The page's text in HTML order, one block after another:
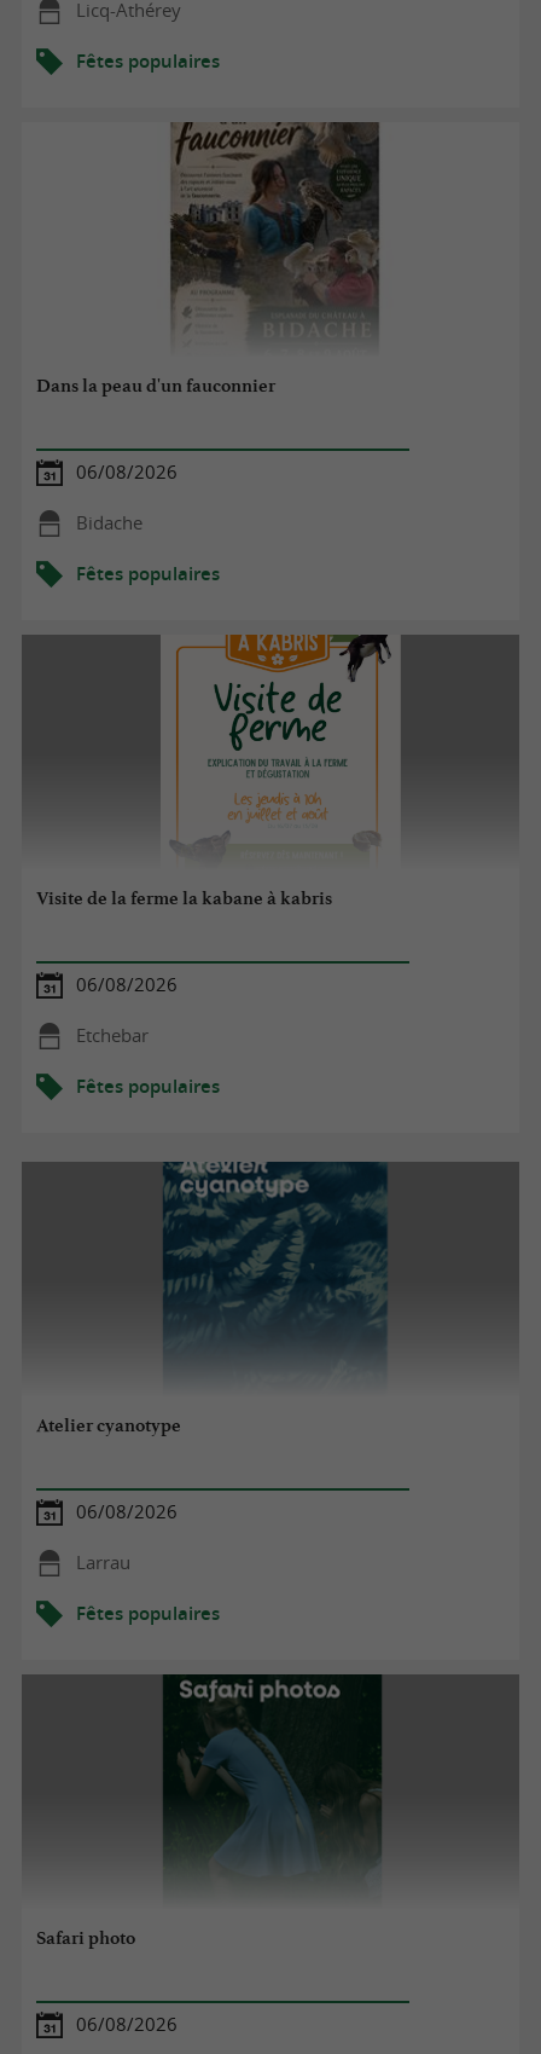
Licq-Athérey
Fêtes populaires
Dans la peau d'un fauconnier
06/08/2026
Bidache
Fêtes populaires
Visite de la ferme la kabane à kabris
06/08/2026
Etchebar
Fêtes populaires
Atelier cyanotype
06/08/2026
Larrau
Fêtes populaires
Safari photo
06/08/2026